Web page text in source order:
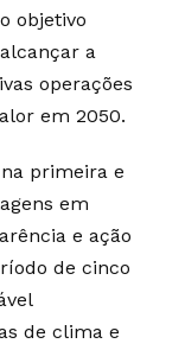
objetivo
a
operações
em 2050.
primeira e
em
e ação
de cinco
de clima e